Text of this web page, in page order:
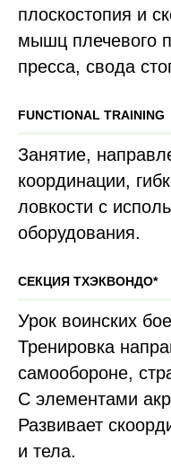
плоскостопия и
мышц плечевого
пресса, свода
FUNCTIONAL TRAINING
Занятие,
координации,
ловкости с
оборудования.
СЕКЦИЯ ТХЭКВОНДО*
Урок воинских
Тренировка
самообороне,
С элементами
Развивает
и тела.